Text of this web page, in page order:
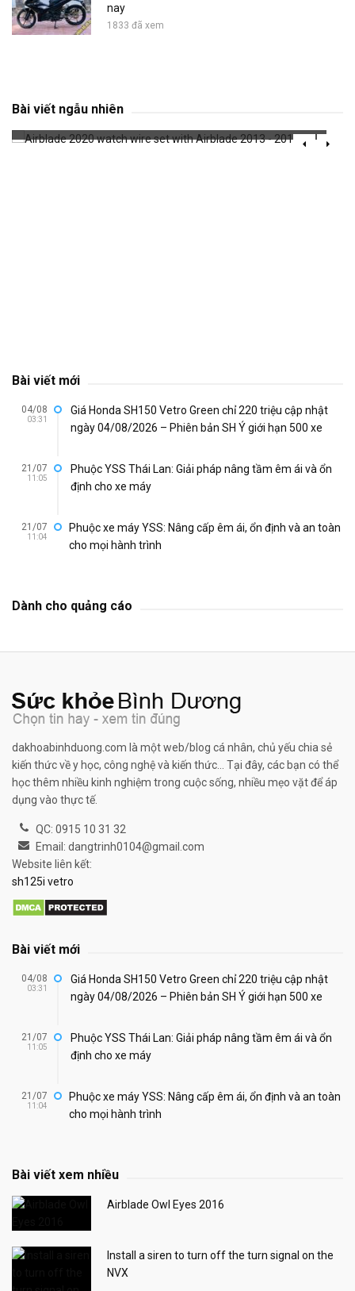
nay
1833 đã xem
Bài viết ngẫu nhiên
2013 - 2018
Bài viết mới
04/08
03:31
Giá Honda SH150 Vetro Green chỉ 220 triệu cập nhật
ngày 04/08/2026 – Phiên bản SH Ý giới hạn 500 xe
21/07
11:05
Phuộc YSS Thái Lan: Giải pháp nâng tầm êm ái và ổn
định cho xe máy
21/07
11:04
Phuộc xe máy YSS: Nâng cấp êm ái, ổn định và an toàn
cho mọi hành trình
Dành cho quảng cáo
dakhoabinhduong.com là một web/blog cá nhân, chủ yếu chia sẻ
kiến thức về y học, công nghệ và kiến thức... Tại đây, các bạn có thể
học thêm nhiều kinh nghiệm trong cuộc sống, nhiều mẹo vặt để áp
dụng vào thực tế.
QC: 0915 10 31 32
Email: dangtrinh0104@gmail.com
Website liên kết:
sh125i vetro
Bài viết mới
04/08
03:31
Giá Honda SH150 Vetro Green chỉ 220 triệu cập nhật
ngày 04/08/2026 – Phiên bản SH Ý giới hạn 500 xe
21/07
11:05
Phuộc YSS Thái Lan: Giải pháp nâng tầm êm ái và ổn
định cho xe máy
21/07
11:04
Phuộc xe máy YSS: Nâng cấp êm ái, ổn định và an toàn
cho mọi hành trình
Bài viết xem nhiều
Airblade Owl Eyes 2016
Install a siren to turn off the turn signal on the
NVX